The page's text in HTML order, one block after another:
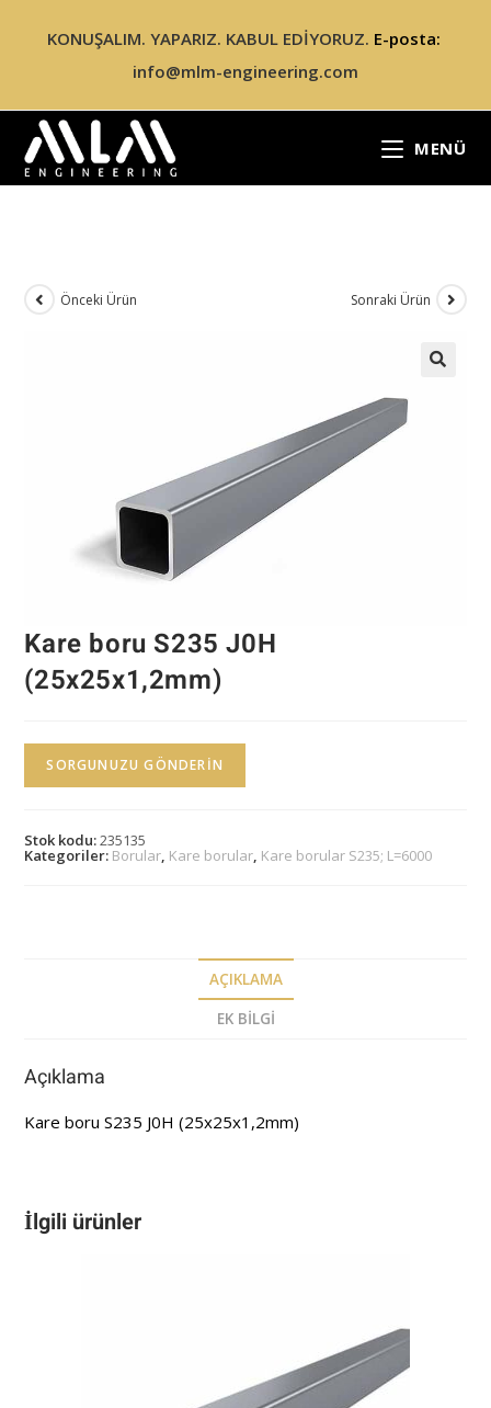
KONUŞALIM. YAPARIZ. KABUL EDİYORUZ. E-posta:
info@mlm-engineering.com
MENÜ
Önceki Ürün Sonraki Ürün
Kare boru S235 J0H
(25x25x1,2mm)
SORGUNUZU GÖNDERIN
Stok kodu:235135
Kategoriler: Borular, Kare borular, Kare borular S235; L=6000
AÇIKLAMA
EK BILGI
Açıklama
Kare boru S235 J0H (25x25x1,2mm)
İlgili ürünler